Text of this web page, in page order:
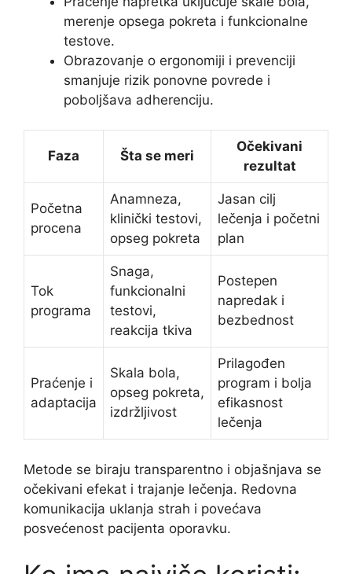
merenje opsega pokreta i funkcionalne
testove.
Obrazovanje o ergonomiji i prevenciji
smanjuje rizik ponovne povrede i
poboljšava adherenciju.
Faza Šta se meri
Očekivani
rezultat
Početna
procena
Anamneza,
klinički testovi,
opseg pokreta
Jasan cilj
lečenja i početni
plan
Tok
programa
Snaga,
funkcionalni
testovi,
reakcija tkiva
Postepen
napredak i
bezbednost
Praćenje i
adaptacija
Skala bola,
opseg pokreta,
izdržljivost
Prilagođen
program i bolja
efikasnost
lečenja
Metode se biraju transparentno i objašnjava se
očekivani efekat i trajanje lečenja. Redovna
komunikacija uklanja strah i povećava
posvećenost pacijenta oporavku.